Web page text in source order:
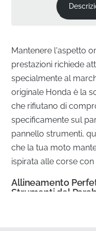
Mantenere l'aspetto
prestazioni richiede
specialmente al
originale Honda è la
che rifiutano di
specificamente sul
pannello strumenti,
che la tua moto
ispirata alle corse
Allineamento
Strumenti del